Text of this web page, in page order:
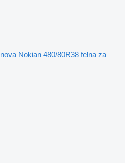
nova Nokian 480/80R38 felna za